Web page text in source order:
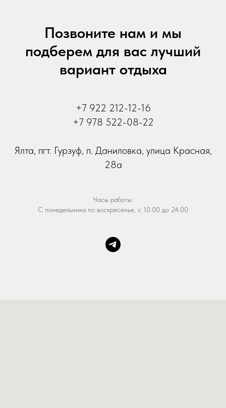
Позвоните нам и мы
подберем для вас лучший
вариант отдыха
+7 922 212-12-16
+7 978 522-08-22
Ялта, пгт. Гурзуф, п. Даниловка, улица Красная,
28а
Часы работы:
С понедельника по воскресенье, с 10:00 до 24:00